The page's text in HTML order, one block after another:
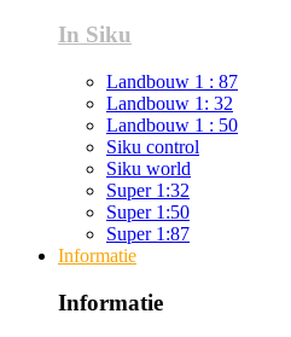
In Siku
Landbouw 1 : 87
Landbouw 1: 32
Landbouw 1 : 50
Siku control
Siku world
Super 1:32
Super 1:50
Super 1:87
Informatie
Informatie